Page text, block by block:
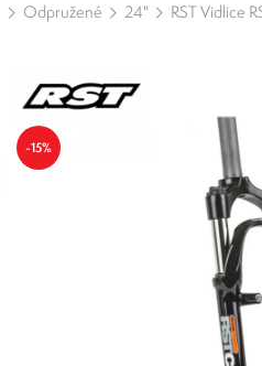
Odpružené
24" RST Vidlice
-15%